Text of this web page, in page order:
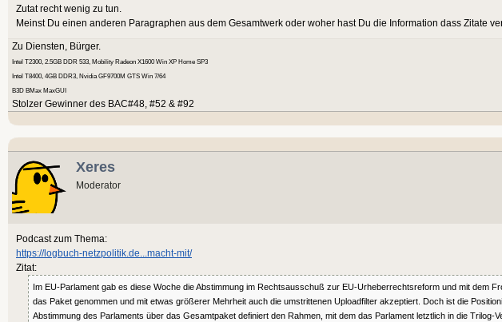
Zutat recht wenig zu tun.
Meinst Du einen anderen Paragraphen aus dem Gesamtwerk oder woher hast Du die Information dass Zitate
Zu Diensten, Bürger.
Intel T2300, 2.5GB DDR 533, Mobility Radeon X1600 Win XP Home SP3
Intel T8400, 4GB DDR3, Nvidia GF9700M GTS Win 7/64
B3D BMax MaxGUI
Stolzer Gewinner des BAC#48, #52 & #92
Xeres
Moderator
Podcast zum Thema:
https://logbuch-netzpolitik.de...macht-mit/
Zitat:
Im EU-Parlament gab es diese Woche die Abstimmung im Rechtsausschuß zur EU-Urheberrechtsreform und mit dem
das Paket genommen und mit etwas größerer Mehrheit auch die umstrittenen Uploadfilter akzeptiert. Doch ist die
Abstimmung des Parlaments über das Gesamtpaket definiert den Rahmen, mit dem das Parlament letztlich in die